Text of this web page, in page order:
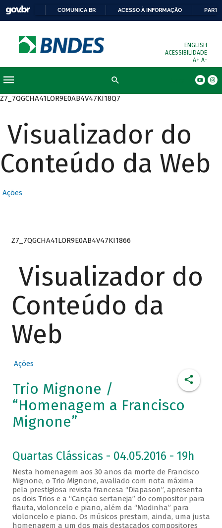
COMUNICA BR ACESSO À INFORMAÇÃO
ENGLISH
ACESSIBILIDADE
A+ A-
Z7_7QGCHA41LOR9E0AB4V47KI18Q7
Visualizador do
Conteúdo da Web
Ações
Z7_7QGCHA41LOR9E0AB4V47KI1866
Visualizador do
Conteúdo da
Web
Ações
Trio Mignone /
“Homenagem a Francisco
Mignone”
Quartas Clássicas - 04.05.2016 - 19h
Nesta homenagem aos 30 anos da morte de Francisco
Mignone, o Trio Mignone, avaliado com nota máxima
pela prestigiosa revista francesa “Diapason”, apresenta
os dois Trios e a “Canção sertaneja” do compositor para
flauta, violoncelo e piano, além da “Modinha” para
violoncelo e piano. Os músicos prestam, ainda, uma justa
homenagem a um dos mais destacados compositores